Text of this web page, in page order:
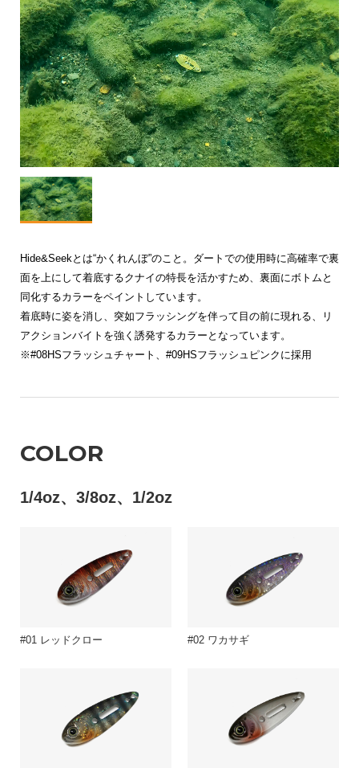
Hide&Seekとは“かくれんぼ”のこと。ダートでの使用時に高確率で裏
面を上にして着底するクナイの特長を活かすため、裏面にボトムと
同化するカラーをペイントしています。
着底時に姿を消し、突如フラッシングを伴って目の前に現れる、リ
アクションバイトを強く誘発するカラーとなっています。
※#08HSフラッシュチャート、#09HSフラッシュピンクに採用
COLOR
1/4oz、3/8oz、1/2oz
#01 レッドクロー #02 ワカサギ